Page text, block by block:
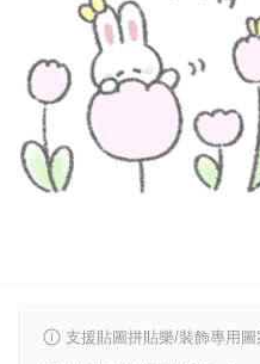
支援貼圖拼貼樂/裝飾專用圖